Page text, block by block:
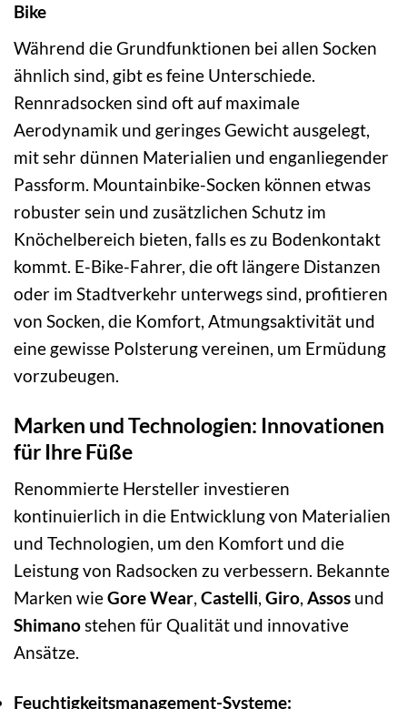
Bike
Während die Grundfunktionen bei allen Socken
ähnlich sind, gibt es feine Unterschiede.
Rennradsocken sind oft auf maximale
Aerodynamik und geringes Gewicht ausgelegt,
mit sehr dünnen Materialien und enganliegender
Passform. Mountainbike-Socken können etwas
robuster sein und zusätzlichen Schutz im
Knöchelbereich bieten, falls es zu Bodenkontakt
kommt. E-Bike-Fahrer, die oft längere Distanzen
oder im Stadtverkehr unterwegs sind, profitieren
von Socken, die Komfort, Atmungsaktivität und
eine gewisse Polsterung vereinen, um Ermüdung
vorzubeugen.
Marken und Technologien: Innovationen
für Ihre Füße
Renommierte Hersteller investieren
kontinuierlich in die Entwicklung von Materialien
und Technologien, um den Komfort und die
Leistung von Radsocken zu verbessern. Bekannte
Marken wieGore Wear, Castelli, Giro, Assos und
Shimanostehen für Qualität und innovative
Ansätze.
Feuchtigkeitsmanagement-Systeme: